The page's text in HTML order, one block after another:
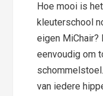
Hoe mooi is
kleuterschool
eigen
eenvoudig om
van iedere